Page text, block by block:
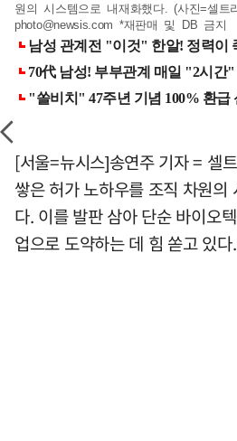
원의 시스템으로 내재화했다. (사진=셀트
photo@newsis.com *재판매 및 DB 금지
[서울=뉴시스]송연주 기자 = 셀
쌓은 허가 노하우를 조직 차원의
다. 이를 발판 삼아 단순 바이오
업으로 도약하는 데 힘 쏟고 있다.